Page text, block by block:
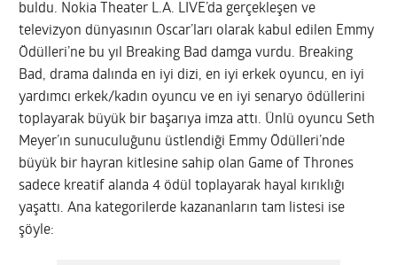
buldu. Nokia Theater L.A. LIVE’da gerçekleşen ve
televizyon dünyasının Oscar’ları olarak kabul edilen Emmy
Ödülleri’ne bu yıl Breaking Bad damga vurdu. Breaking
Bad, drama dalında en iyi dizi, en iyi erkek oyuncu, en iyi
yardımcı erkek/kadın oyuncu ve en iyi senaryo ödüllerini
toplayarak büyük bir başarıya imza attı. Ünlü oyuncu Seth
Meyer’ın sunuculuğunu üstlendiği Emmy Ödülleri’nde
büyük bir hayran kitlesine sahip olan Game of Thrones
sadece kreatif alanda 4 ödül toplayarak hayal kırıklığı
yaşattı. Ana kategorilerde kazananların tam listesi ise
şöyle: